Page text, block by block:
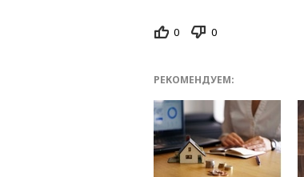
0 0
РЕКОМЕНДУЕМ: